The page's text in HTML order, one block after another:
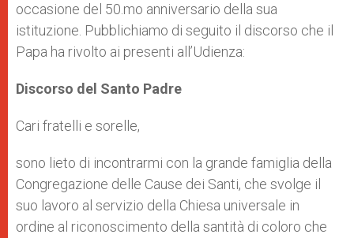
occasione del 50.mo anniversario della sua
istituzione. Pubblichiamo di seguito il discorso che il
Papa ha rivolto ai presenti all’Udienza:
Discorso del Santo Padre
Cari fratelli e sorelle,
sono lieto di incontrarmi con la grande famiglia della
Congregazione delle Cause dei Santi, che svolge il
suo lavoro al servizio della Chiesa universale in
ordine al riconoscimento della santità di coloro che